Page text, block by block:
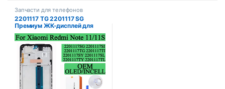
Запчасти для телефонов
2201117 TG 2201117 SG
Премиум ЖК-дисплей для
Xiaomi Redmi Note 11,
дигитайзер сенсорного
экрана в сборе для Redmi
Note 11S, ЖК-дисплей